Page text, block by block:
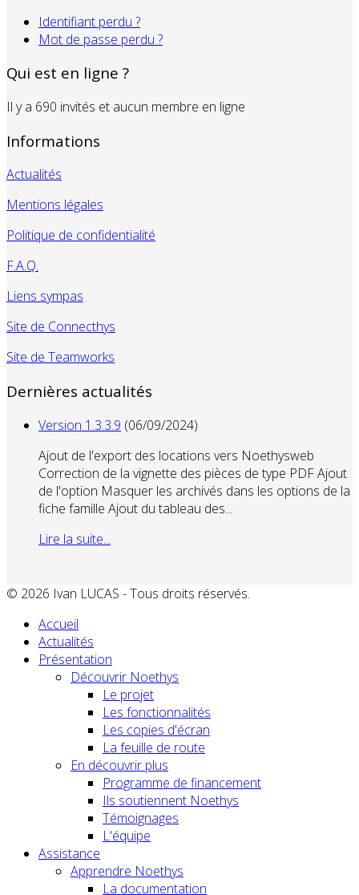
Identifiant perdu ?
Mot de passe perdu ?
Qui est en ligne ?
Il y a 690 invités et aucun membre en ligne
Informations
Actualités
Mentions légales
Politique de confidentialité
F.A.Q.
Liens sympas
Site de Connecthys
Site de Teamworks
Dernières actualités
Version 1.3.3.9 (06/09/2024)
Ajout de l'export des locations vers Noethysweb
Correction de la vignette des pièces de type PDF Ajout
de l'option Masquer les archivés dans les options de la
fiche famille Ajout du tableau des...
Lire la suite...
© 2026 Ivan LUCAS - Tous droits réservés.
Accueil
Actualités
Présentation
Découvrir Noethys
Le projet
Les fonctionnalités
Les copies d'écran
La feuille de route
En découvrir plus
Programme de financement
Ils soutiennent Noethys
Témoignages
L'équipe
Assistance
Apprendre Noethys
La documentation